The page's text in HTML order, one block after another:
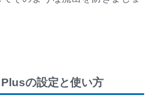
の設定と使い方